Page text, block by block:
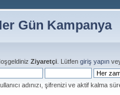
Gün Kampanya
Ziyaretçi . Lütfen giriş yapın
adınızı, şifrenizi ve aktif kalma